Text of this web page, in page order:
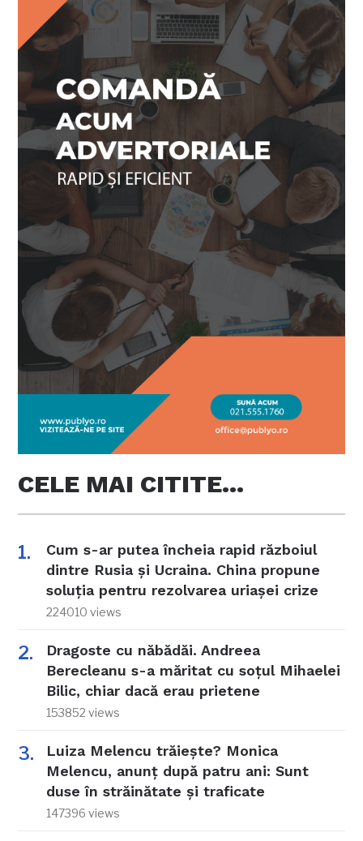
CELE MAI CITITE…
Cum s-ar putea încheia rapid războiul
dintre Rusia și Ucraina. China propune
soluția pentru rezolvarea uriașei crize
224010 views
Dragoste cu năbădăi. Andreea
Berecleanu s-a măritat cu soțul Mihaelei
Bilic, chiar dacă erau prietene
153852 views
Luiza Melencu trăiește? Monica
Melencu, anunț după patru ani: Sunt
duse în străinătate și traficate
147396 views